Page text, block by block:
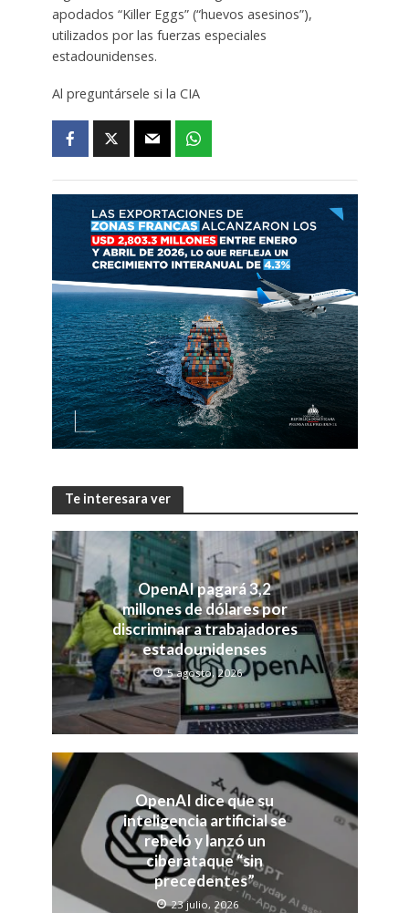
apodados “Killer Eggs” (“huevos asesinos”),
utilizados por las fuerzas especiales
estadounidenses.
Al preguntársele si la CIA
Te interesara ver
OpenAI pagará 3,2
millones de dólares por
discriminar a trabajadores
estadounidenses
5 agosto, 2026
OpenAI dice que su
inteligencia artificial se
rebeló y lanzó un
ciberataque “sin
precedentes”
23 julio, 2026